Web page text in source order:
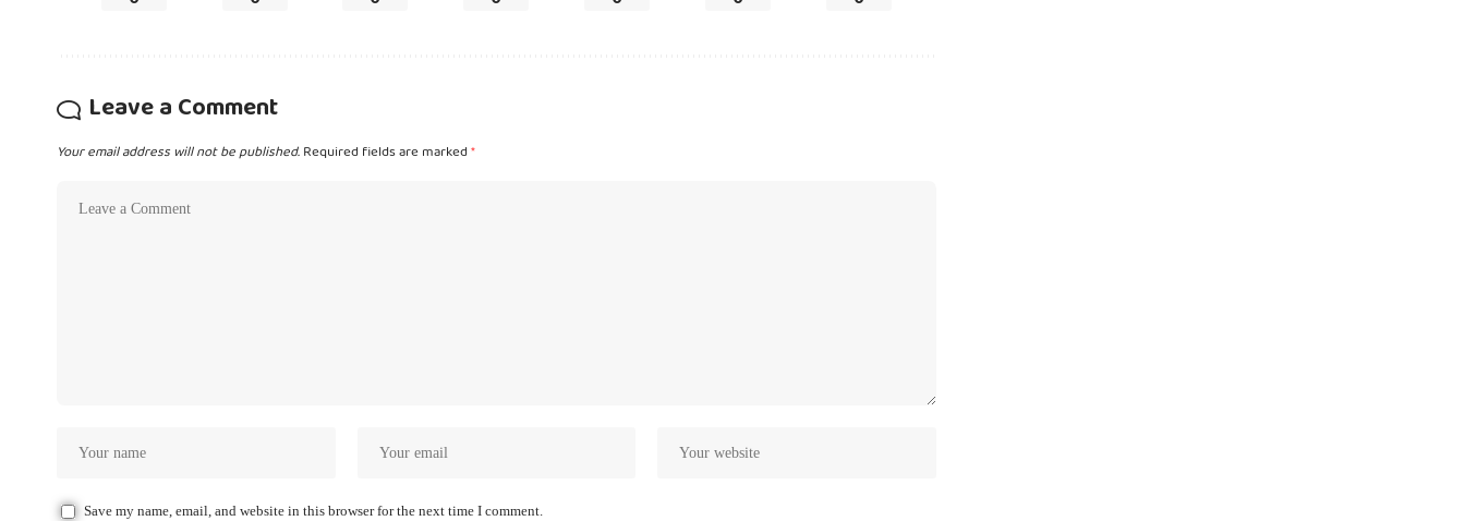
Leave a Comment
Your email address will not be published.Required fields are marked*
Save my name, email, and website in this browser for the next time I comment.